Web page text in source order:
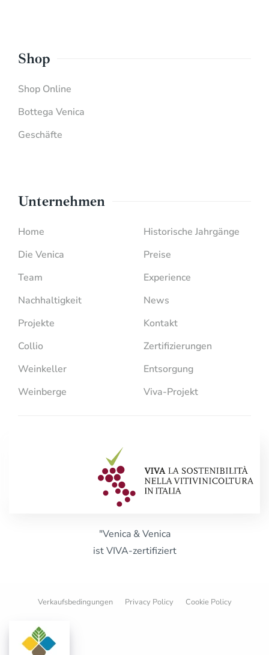
Shop
Shop Online
Bottega Venica
Geschäfte
Unternehmen
Home
Die Venica
Team
Nachhaltigkeit
Projekte
Collio
Weinkeller
Weinberge
Historische Jahrgänge
Preise
Experience
News
Kontakt
Zertifizierungen
Entsorgung
Viva-Projekt
"Venica & Venica
ist VIVA-zertifiziert
Verkaufsbedingungen Privacy Policy Cookie Policy